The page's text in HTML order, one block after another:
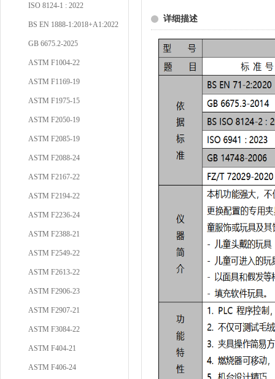
ISO 8124-1 : 2022
BS EN 1888-1:2018+A1:2022
GB 6675.2-2025
ASTM F1004-22
ASTM F1169-19
ASTM F1975-15
ASTM F2050-19
ASTM F2085-19
ASTM F2088-24
ASTM F2167-22
ASTM F2194-22
ASTM F2236-24
ASTM F2388-21
ASTM F2549-22
ASTM F2613-22
ASTM F2906-23
ASTM F2907-21
ASTM F3084-22
ASTM F404-21
ASTM F406-24
详细描述